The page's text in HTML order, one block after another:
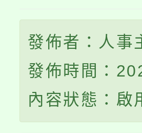
發佈者：人事
發佈時間：
內容狀態：啟